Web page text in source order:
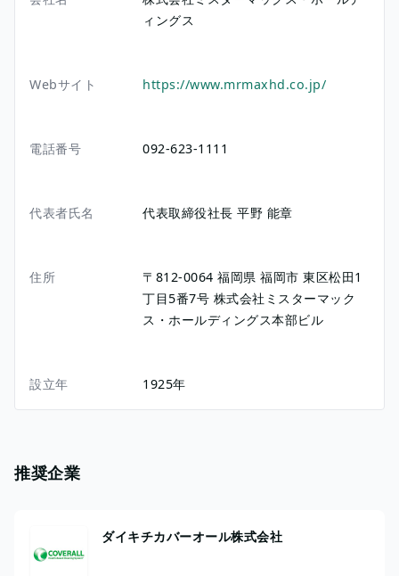
ィングス
Webサイト https://www.mrmaxhd.co.jp/
電話番号 092-623-1111
代表者氏名 代表取締役社長 平野 能章
住所 〒812-0064福岡県福岡市 東区松田1
丁目5番7号 株式会社ミスターマック
ス・ホールディングス本部ビル
設立年 1925年
推奨企業
ダイキチカバーオール株式会社